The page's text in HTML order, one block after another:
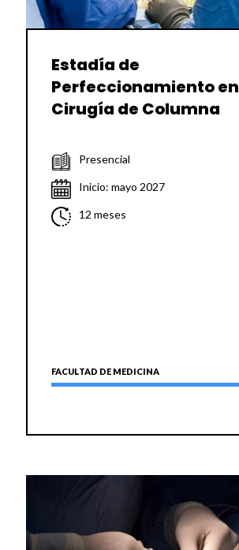
Estadía de
Perfeccionamiento en
Cirugía de Columna
Presencial
Inicio: mayo 2027
12 meses
FACULTAD DE MEDICINA